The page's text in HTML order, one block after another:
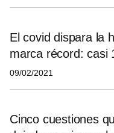
El covid dispara la
marca récord: casi
09/02/2021
Cinco cuestiones